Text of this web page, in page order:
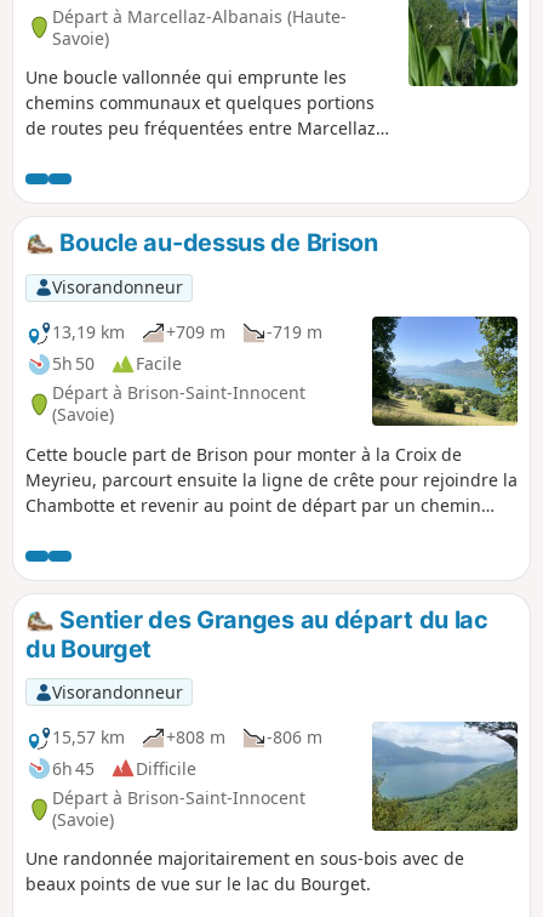
Départ à Marcellaz-Albanais (Haute-
Savoie)
Une boucle vallonnée qui emprunte les
chemins communaux et quelques portions
de routes peu fréquentées entre Marcellaz-
Nombreux panoramas sur le Jura, les Bornes
les Aravis et les Bauges.
Boucle au-dessus de Brison
Visorandonneur
13,19 km
+709 m
-719 m
5h 50
Facile
Départ à Brison-Saint-Innocent
(Savoie)
Cette boucle part de Brison pour monter à la Croix de
Meyrieu, parcourt ensuite la ligne de crête pour rejoindre la
Chambotte et revenir au point de départ par un chemin
belvédères sur le Lac du Bourget.
Sentier des Granges au départ du lac
du Bourget
Visorandonneur
15,57 km
+808 m
-806 m
6h 45
Difficile
Départ à Brison-Saint-Innocent
(Savoie)
Une randonnée majoritairement en sous-bois avec de
beaux points de vue sur le lac du Bourget.